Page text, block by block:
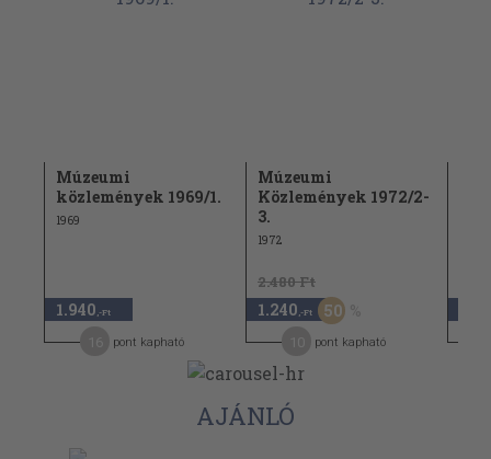
Múzeumi
közlemények 1969/1.
1969
1.940 ,-Ft
pont kapható
Múzeumi
Közlemények 1972/2-
3.
1972
2.480 Ft
1.240 ,-Ft 50
pont kapható
AJÁNLÓ